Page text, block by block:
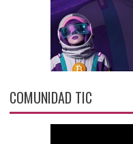
COMUNIDAD TIC